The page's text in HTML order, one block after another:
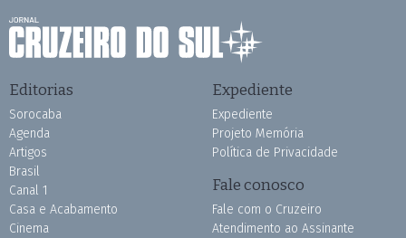
Editorias
Sorocaba
Agenda
Artigos
Brasil
Canal 1
Casa e Acabamento
Cinema
Expediente
Expediente
Projeto Memória
Política de Privacidade
Fale conosco
Fale com o Cruzeiro
Atendimento ao Assinante